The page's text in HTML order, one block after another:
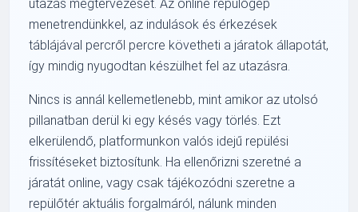
utazás megtervezését. Az online repülőgép
menetrendünkkel, az indulások és érkezések
táblájával percről percre követheti a járatok állapotát,
így mindig nyugodtan készülhet fel az utazásra.
Nincs is annál kellemetlenebb, mint amikor az utolsó
pillanatban derül ki egy késés vagy törlés. Ezt
elkerülendő, platformunkon valós idejű repülési
frissítéseket biztosítunk. Ha ellenőrizni szeretné a
járatát online, vagy csak tájékozódni szeretne a
repülőtér aktuális forgalmáról, nálunk minden